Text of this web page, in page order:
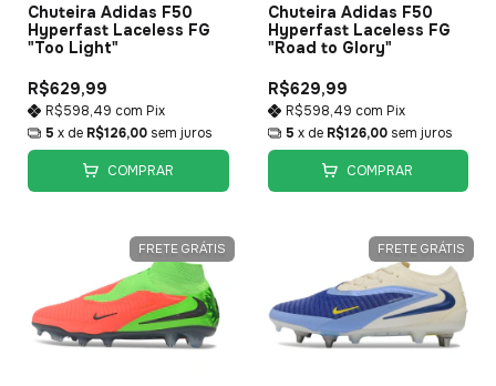
Chuteira Adidas F50
Hyperfast Laceless FG
"Too Light"
R$629,99
R$598,49 com Pix
5 x de R$126,00 sem juros
COMPRAR
Chuteira Adidas F50
Hyperfast Laceless FG
"Road to Glory"
R$629,99
R$598,49 com Pix
5 x de R$126,00 sem juros
COMPRAR
FRETE GRÁTIS FRETE GRÁTIS